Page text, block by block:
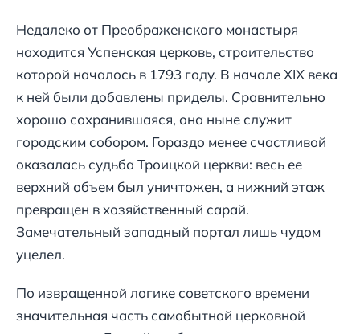
Недалеко от Преображенского монастыря
находится Успенская церковь, строительство
которой началось в 1793 году. В начале XIX века
к ней были добавлены приделы. Сравнительно
хорошо сохранившаяся, она ныне служит
городским собором. Гораздо менее счастливой
оказалась судьба Троицкой церкви: весь ее
верхний объем был уничтожен, а нижний этаж
превращен в хозяйственный сарай.
Замечательный западный портал лишь чудом
уцелел.
По извращенной логике советского времени
значительная часть самобытной церковной